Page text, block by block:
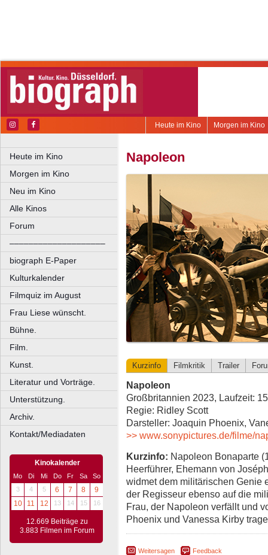
Morgen im Kino
Heute im Kino
Heute im Kino
Morgen im Kino
Neu im Kino
Alle Kinos
Forum
––––––––––––––––––––
biograph E-Paper
Kulturkalender
Filmquiz im August
Frau Liese wünscht.
Bühne.
Film.
Kunst.
Literatur und Vorträge.
Unterstützung.
Archiv.
Kontakt/Mediadaten
Kinokalender
Mo Di Mi Do Fr Sa
So
3
4 5 6 7 8
9
10
11 12 13 14 15 16
12.669 Beiträge zu
3.883 Filmen im Forum
Napoleon
Kurzinfo Filmkritik Trailer
Napoleon
Großbritannien 2023, Laufzeit:
Regie: Ridley Scott
Darsteller: Joaquin Phoenix,
>> www.sonypictures.de/filme/
Kurzinfo: Napoleon Bonaparte
Heerführer, Ehemann von
widmet dem militärischen Genie
der Regisseur ebenso auf die
Frau, der Napoleon verfällt und
Phoenix und Vanessa Kirby
Weitersagen Feedback